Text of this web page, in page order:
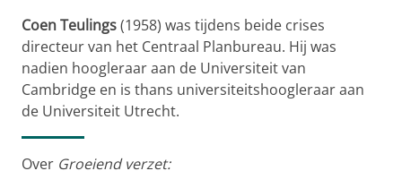
Coen Teulings(1958) was tijdens beide crises
directeur van het Centraal Planbureau. Hij was
nadien hoogleraar aan de Universiteit van
Cambridge en is thans universiteitshoogleraar aan
de Universiteit Utrecht.
Over Groeiend verzet: